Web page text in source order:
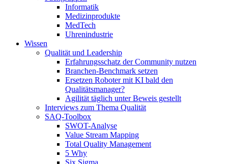
Informatik
Medizinprodukte
MedTech
Uhrenindustrie
Wissen
Qualität und Leadership
Erfahrungsschatz der Community nutzen
Branchen-Benchmark setzen
Ersetzen Roboter mit KI bald den
Qualitätsmanager?
Agilität täglich unter Beweis gestellt
Interviews zum Thema Qualität
SAQ-Toolbox
SWOT-Analyse
Value Stream Mapping
Total Quality Management
5 Why